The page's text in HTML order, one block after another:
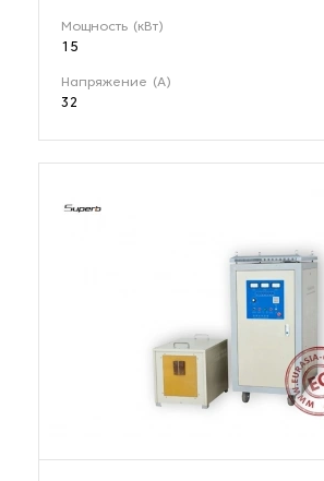
Мощность (кВт)
15
Напряжение (А)
32